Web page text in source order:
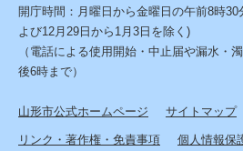
開庁時間：月曜日から金曜日の午前8時
よび12月29日から1月3日を除く)
（電話による使用開始・中止届や漏水・
後6時まで）
山形市公式ホームページ サイトマップ
リンク・著作権・免責事項 個人情報保